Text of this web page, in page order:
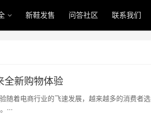
新鞋发售 问答社区 联系我们
全新购物体验
随着电商行业的飞速发展，越来越多的消费者选